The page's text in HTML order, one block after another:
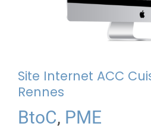
Site Internet ACC
Rennes
BtoC, PME